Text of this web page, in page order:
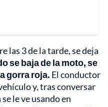
las 3 de la tarde, se deja
se baja de la moto, se
gorra roja. El conductor
y, tras conversar
le ve usando en